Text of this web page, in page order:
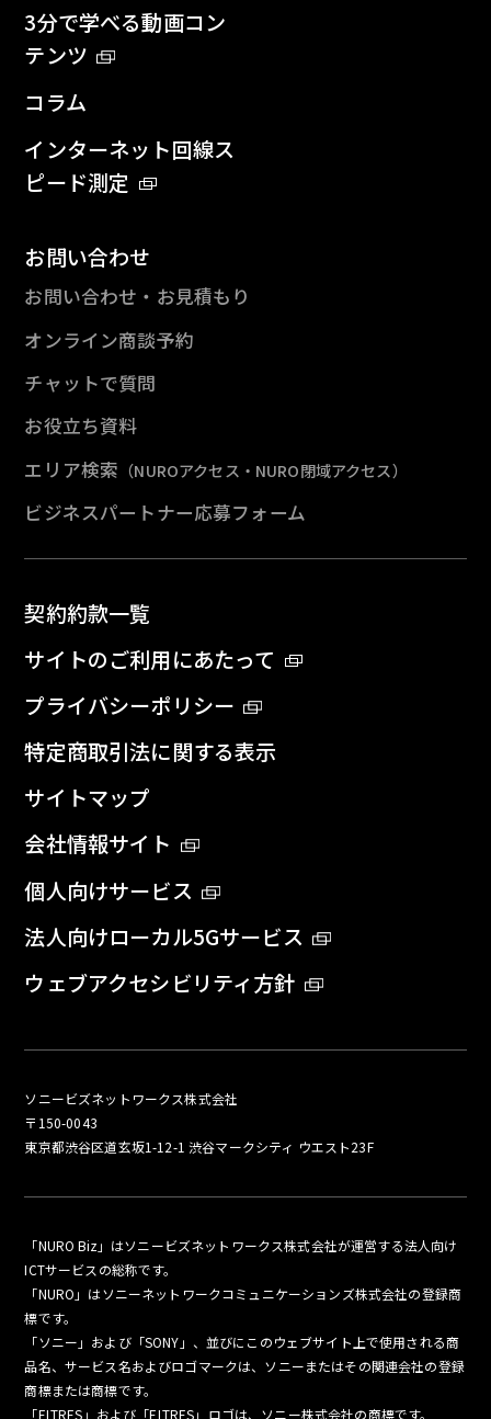
3分で学べる動画コン
テンツ
コラム
インターネット回線ス
ピード測定
お問い合わせ
お問い合わせ・お見積もり
オンライン商談予約
チャットで質問
お役立ち資料
エリア検索 （NUROアクセス・NURO閉域アクセス）
ビジネスパートナー応募フォーム
契約約款一覧
サイトのご利用にあたって
プライバシーポリシー
特定商取引法に関する表示
サイトマップ
会社情報サイト
個人向けサービス
法人向けローカル5Gサービス
ウェブアクセシビリティ方針
ソニービズネットワークス株式会社
〒150-0043
東京都渋谷区道玄坂1-12-1 渋谷マークシティ ウエスト23F
「NURO Biz」はソニービズネットワークス株式会社が運営する法人向け
ICTサービスの総称です。
「NURO」はソニーネットワークコミュニケーションズ株式会社の登録商
標です。
「ソニー」および「SONY」、並びにこのウェブサイト上で使用される商
品名、サービス名およびロゴマークは、ソニーまたはその関連会社の登録
商標または商標です。
「ELTRES」および「ELTRES」ロゴは、ソニー株式会社の商標です。